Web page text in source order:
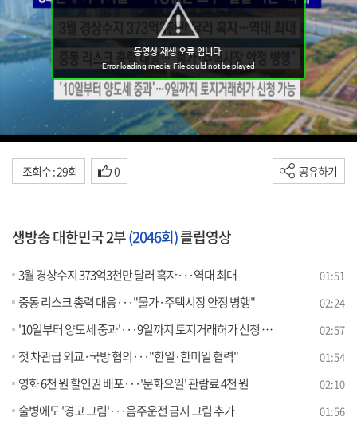
조회수 : 29회 0 공유하기
생방송 대한민국 2부(2046회)클립영상
3월 경상수지 373억3천만 달러 흑자···역대 최대 01:51
중동 리스크 총력 대응···"물가·주택시장 안정 병행" 02:24
'10일부터 양도세 중과'···9일까지 토지거래허가 신청 가능 02:57
첫 차관급 외교·국방 협의···"한일·한미일 협력" 01:54
영화 6천 원 할인권 배포···'문화요일' 관람료 4천 원 02:10
술병에도 '경고 그림'···음주운전 금지 그림 추가 01:56